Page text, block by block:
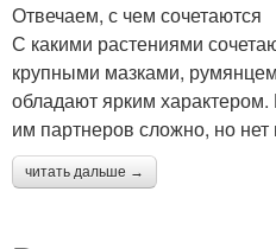
Отвечаем, с чем сочетаются
С какими растениями
крупными мазками,
обладают ярким
им партнеров сложно, но
читать дальше →